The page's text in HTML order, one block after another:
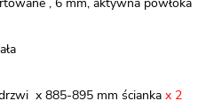
x 885-895 mm ścianka x 2